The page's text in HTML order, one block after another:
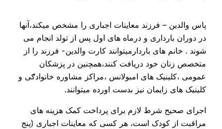
پاس والدین – فرزند معاینات اجباری را مشخص میکند،آنها
در دوران بارداری و درماه های اول پس از تولد انجام می
شوند . خانم های باردارمیتوانند کارت والدین- فرزند را از
متخصص زنان خود دریافت کنند،همچنین در پزشکان
عمومی ،کلینیک های امبولانس ،مراکز مشاوره خانوادګی و
کلینیک های زایمان نیز بدست اورده میتوانند.
اجرای صحیح شرط لازم برای پرداخت کمک هزینه های
مراقبت از کودک است، هر کسی که معاینات اجباری (پنج